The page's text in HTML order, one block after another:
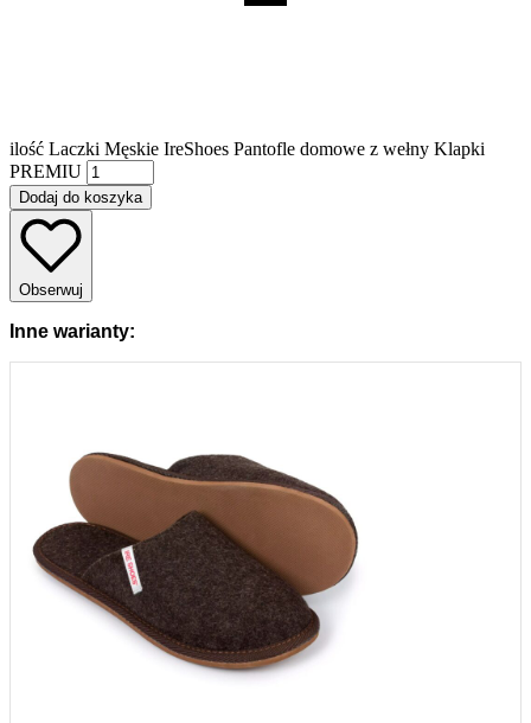
ilość Laczki Męskie IreShoes Pantofle domowe z wełny Klapki
PREMIU
Dodaj do koszyka
Obserwuj
Inne warianty: